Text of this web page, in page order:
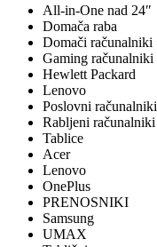
All-in-One nad 24″
Domača raba
Domači računalniki
Gaming računalniki
Hewlett Packard
Lenovo
Poslovni računalniki
Rabljeni računalniki
Tablice
Acer
Lenovo
OnePlus
PRENOSNIKI
Samsung
UMAX